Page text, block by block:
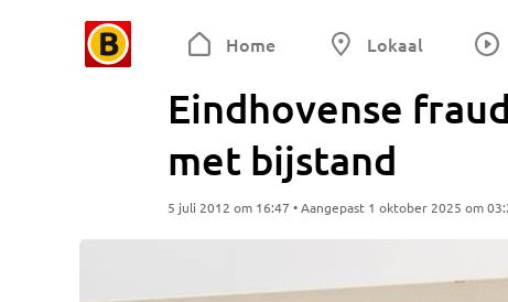
Home Lokaal
Eindhovense
met bijstand
5 juli 2012 om 16:47 • Aangepast 1 oktober 2025 om